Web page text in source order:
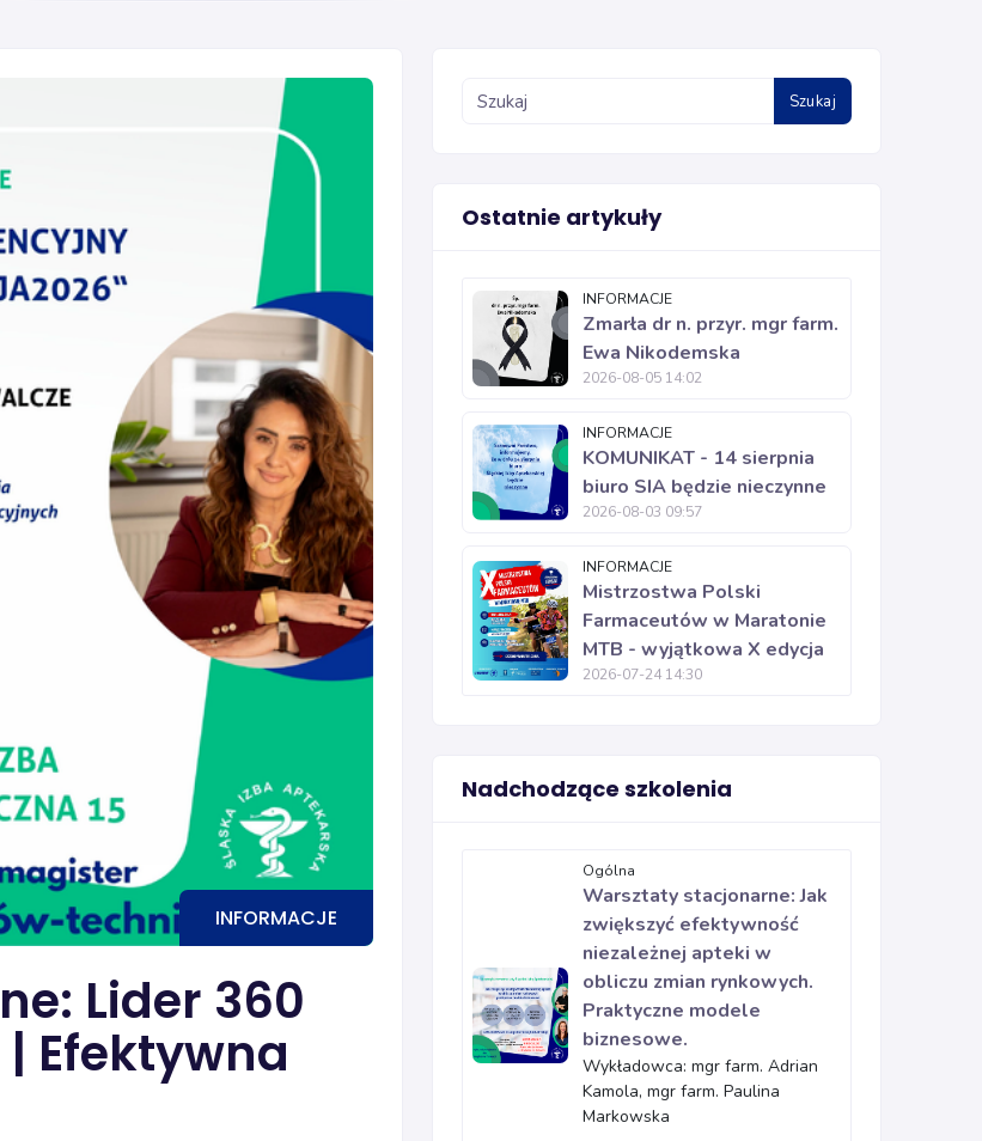
INFORMACJE
Lider 360
Efektywna
Szukaj
Ostatnie artykuły
INFORMACJE
Zmarła dr n. przyr. mgr farm.
Ewa Nikodemska
2026-08-05 14:02
INFORMACJE
KOMUNIKAT - 14 sierpnia
biuro SIA będzie nieczynne
2026-08-03 09:57
INFORMACJE
Mistrzostwa Polski
Farmaceutów w Maratonie
MTB - wyjątkowa X edycja
2026-07-24 14:30
Nadchodzące szkolenia
Ogólna
Warsztaty stacjonarne: Jak
zwiększyć efektywność
niezależnej apteki w
obliczu zmian rynkowych.
Praktyczne modele
biznesowe.
Wykładowca: mgr farm. Adrian
Kamola, mgr farm. Paulina
Markowska